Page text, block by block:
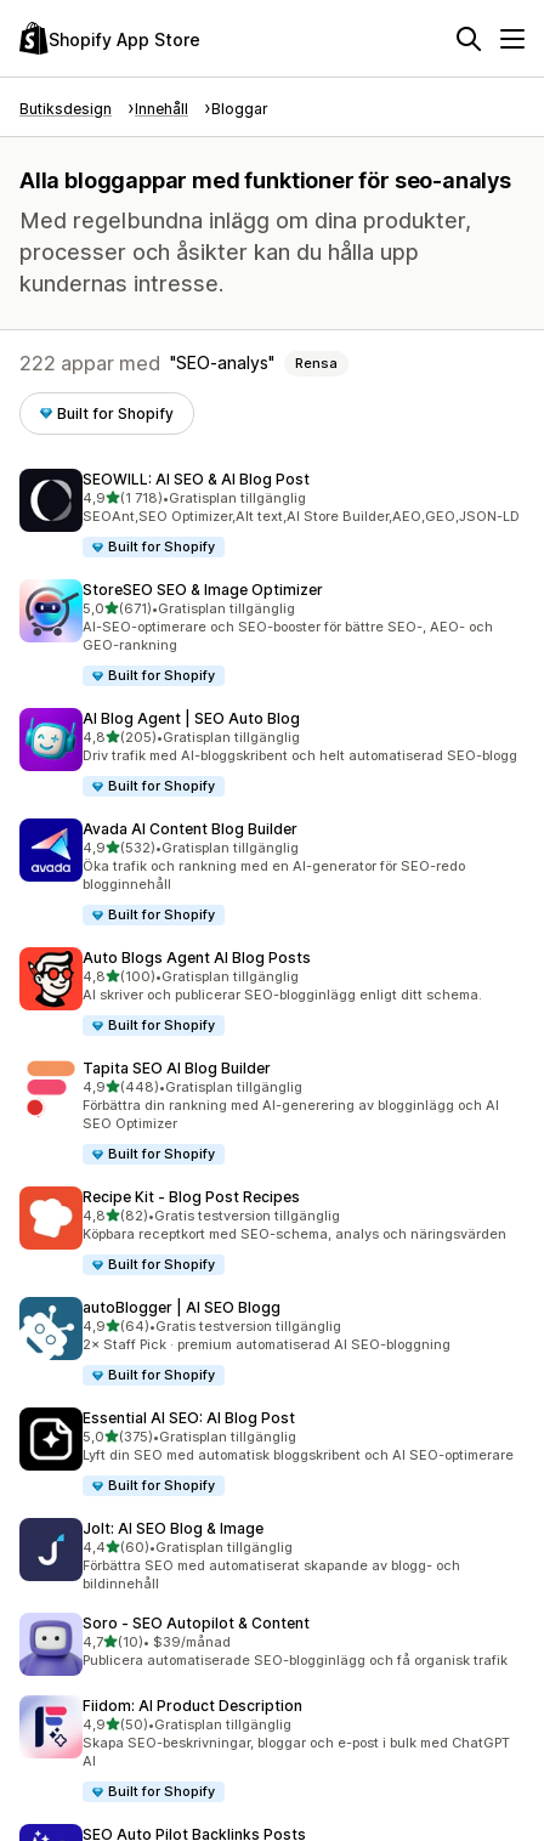
Shopify App Store
Butiksdesign Innehåll Bloggar
Alla bloggappar med funktioner för seo-analys
Med regelbundna inlägg om dina produkter,
processer och åsikter kan du hålla upp
kundernas intresse.
222 appar med SEO-analys Rensa
Built for Shopify
SEOWILL: AI SEO & AI Blog Post
4,9av 5 stjärnor
(1 718)
1718 recensioner totalt
•Gratisplan tillgänglig
SEOAnt,SEO Optimizer,Alt text,AI Store Builder,AEO,GEO,JSON-LD
Built for Shopify
StoreSEO SEO & Image Optimizer
5,0av 5 stjärnor
(671)
671 recensioner totalt
•Gratisplan tillgänglig
AI-SEO-optimerare och SEO-booster för bättre SEO-, AEO- och
GEO-rankning
Built for Shopify
AI Blog Agent | SEO Auto Blog
4,8av 5 stjärnor
(205)
205 recensioner totalt
•Gratisplan tillgänglig
Driv trafik med AI-bloggskribent och helt automatiserad SEO-blogg
Built for Shopify
Avada AI Content Blog Builder
4,9av 5 stjärnor
(532)
532 recensioner totalt
•Gratisplan tillgänglig
Öka trafik och rankning med en AI-generator för SEO-redo
blogginnehåll
Built for Shopify
Auto Blogs Agent AI Blog Posts
4,8av 5 stjärnor
(100)
100 recensioner totalt
•Gratisplan tillgänglig
AI skriver och publicerar SEO-blogginlägg enligt ditt schema.
Built for Shopify
Tapita SEO AI Blog Builder
4,9av 5 stjärnor
(448)
448 recensioner totalt
•Gratisplan tillgänglig
Förbättra din rankning med AI-generering av blogginlägg och AI
SEO Optimizer
Built for Shopify
Recipe Kit ‑ Blog Post Recipes
4,8av 5 stjärnor
(82)
82 recensioner totalt
•Gratis testversion tillgänglig
Köpbara receptkort med SEO-schema, analys och näringsvärden
Built for Shopify
autoBlogger | AI SEO Blogg
4,9av 5 stjärnor
(64)
64 recensioner totalt
•Gratis testversion tillgänglig
2× Staff Pick · premium automatiserad AI SEO-bloggning
Built for Shopify
Essential AI SEO: AI Blog Post
5,0av 5 stjärnor
(375)
375 recensioner totalt
•Gratisplan tillgänglig
Lyft din SEO med automatisk bloggskribent och AI SEO-optimerare
Built for Shopify
Jolt: AI SEO Blog & Image
4,4av 5 stjärnor
(60)
60 recensioner totalt
•Gratisplan tillgänglig
Förbättra SEO med automatiserat skapande av blogg- och
bildinnehåll
Soro ‑ SEO Autopilot & Content
4,7av 5 stjärnor
(10)
10 recensioner totalt
• $39/månad
Publicera automatiserade SEO-blogginlägg och få organisk trafik
Fiidom: AI Product Description
4,9av 5 stjärnor
(50)
50 recensioner totalt
•Gratisplan tillgänglig
Skapa SEO-beskrivningar, bloggar och e-post i bulk med ChatGPT
AI
Built for Shopify
SEO Auto Pilot Backlinks Posts